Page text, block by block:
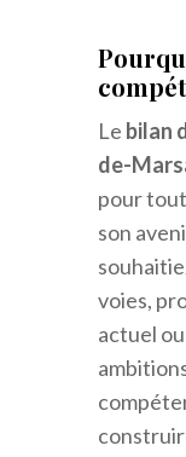
Le bilan
de-
pour
son
voies,
actuel